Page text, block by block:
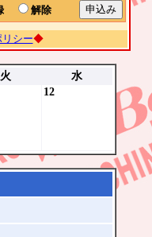
解除
シー◆
火
水
12